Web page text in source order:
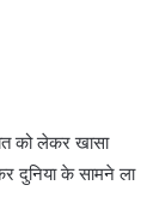
को लेकर खासा
दुनिया के सामने ला